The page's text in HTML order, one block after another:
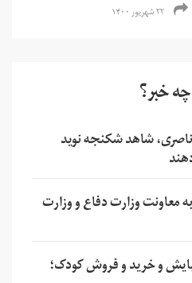
۲۲ شهریور ۱۴۰۰
خبر؟
شاهد شکنجه نوید
معاونت وزارت دفاع و وزارت
و خرید و فروش کودک؛